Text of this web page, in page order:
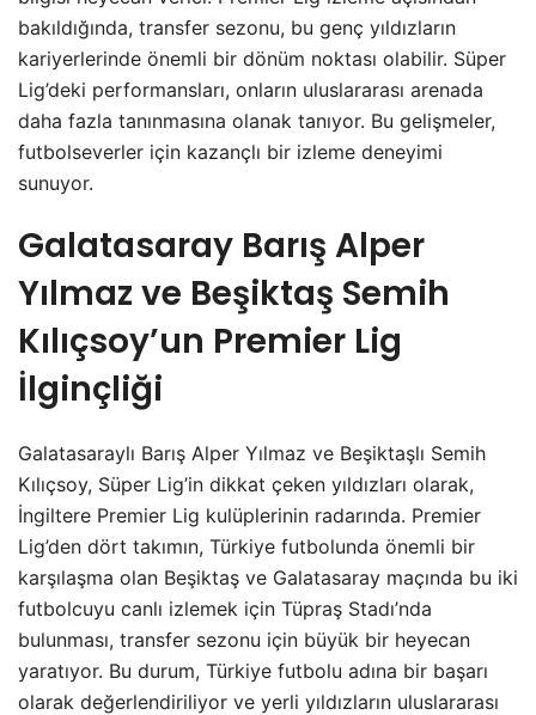
bakıldığında, transfer sezonu, bu genç yıldızların
kariyerlerinde önemli bir dönüm noktası olabilir. Süper
Lig’deki performansları, onların uluslararası arenada
daha fazla tanınmasına olanak tanıyor. Bu gelişmeler,
futbolseverler için kazançlı bir izleme deneyimi
sunuyor.
Galatasaray Barış Alper
Yılmaz ve Beşiktaş Semih
Kılıçsoy’un Premier Lig
İlginçliği
Galatasaraylı Barış Alper Yılmaz ve Beşiktaşlı Semih
Kılıçsoy, Süper Lig’in dikkat çeken yıldızları olarak,
İngiltere Premier Lig kulüplerinin radarında. Premier
Lig’den dört takımın, Türkiye futbolunda önemli bir
karşılaşma olan Beşiktaş ve Galatasaray maçında bu iki
futbolcuyu canlı izlemek için Tüpraş Stadı’nda
bulunması, transfer sezonu için büyük bir heyecan
yaratıyor. Bu durum, Türkiye futbolu adına bir başarı
olarak değerlendiriliyor ve yerli yıldızların uluslararası